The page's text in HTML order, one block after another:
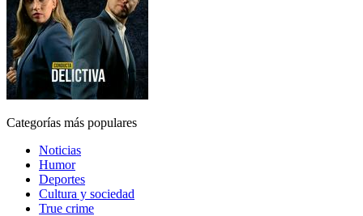
Categorías más populares
Noticias
Humor
Deportes
Cultura y sociedad
True crime